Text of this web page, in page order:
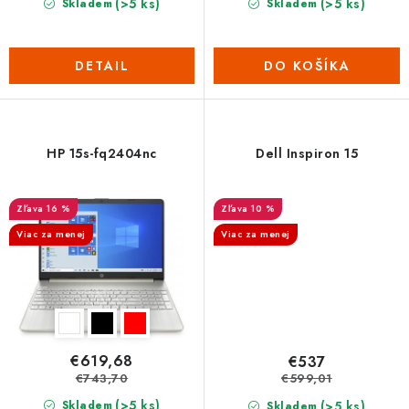
Skladem
DETAIL
Skladem (>5 ks)
DO KOŠÍKA
HP 15s-fq2404nc
16 %
Viac za menej
Skladem (>5 ks)
€619,68
€743,70
Dell Inspiron 15
10 %
Viac za menej
€537
€599,01